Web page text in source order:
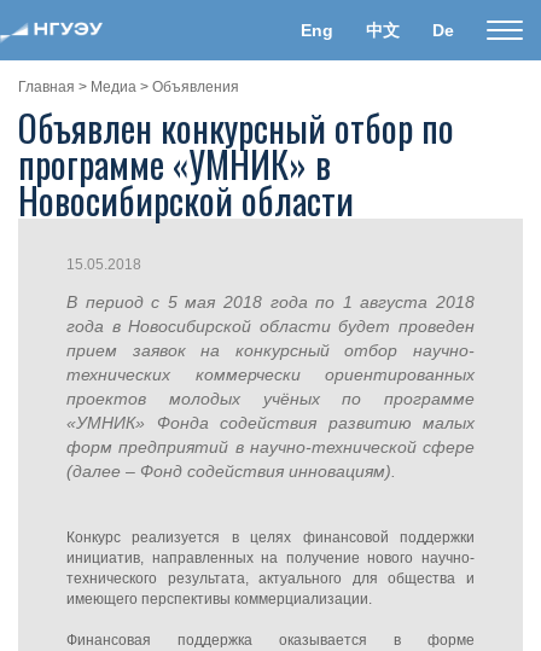
Eng 中文 De
Главная > Медиа > Объявления
Объявлен конкурсный отбор по
программе «УМНИК» в
Новосибирской области
15.05.2018
В период с 5 мая 2018 года по 1 августа 2018
года в Новосибирской области будет проведен
прием заявок на конкурсный отбор научно-
технических коммерчески ориентированных
проектов молодых учёных по программе
«УМНИК» Фонда содействия развитию малых
форм предприятий в научно-технической сфере
(далее – Фонд содействия инновациям).
Конкурс реализуется в целях финансовой поддержки
инициатив, направленных на получение нового научно-
технического результата, актуального для общества и
имеющего перспективы коммерциализации.
Финансовая поддержка оказывается в форме